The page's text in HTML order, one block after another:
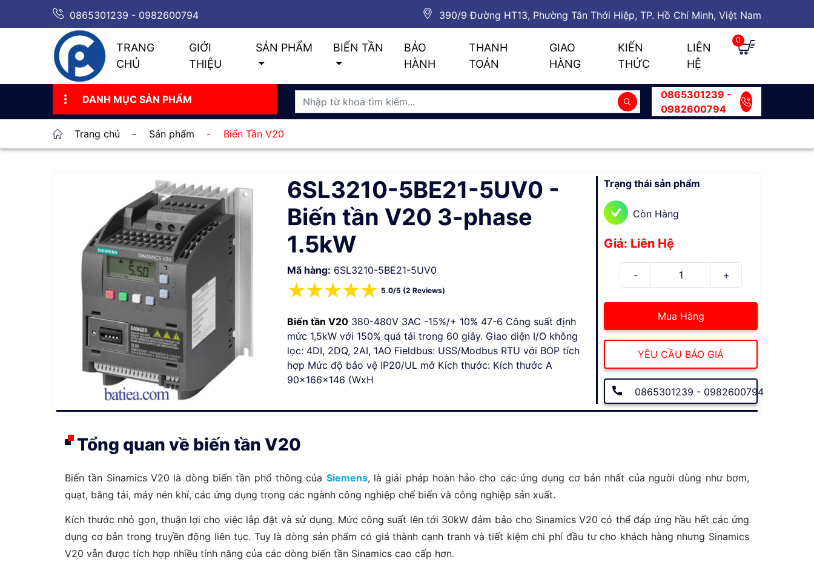
0865301239 - 0982600794 390/9 Đường HT13, Phường Tân Thới Hiệp, TP. Hồ Chí Minh, Việt Nam
TRANG
CHỦ
GIỚI
THIỆU
SẢN PHẨM BIẾN TẦN
BẢO
HÀNH
THANH
TOÁN
GIAO
HÀNG
KIẾN
THỨC
LIÊN
HỆ
0
DANH MỤC SẢN PHẨM
0865301239 -
0982600794
Trang chủ - Sản phẩm - Biến Tần V20
6SL3210-5BE21-5UV0 -
Biến tần V20 3-phase
1.5kW
Mã hàng: 6SL3210-5BE21-5UV0
☆
☆
☆
☆
☆ 5.0/5 (2 Reviews)
Biến tần V20 380-480V 3AC -15%/+ 10% 47-6 Công suất định
mức 1,5kW với 150% quá tải trong 60 giây. Giao diện I/O không
lọc: 4DI, 2DQ, 2AI, 1AO Fieldbus: USS/Modbus RTU với BOP tích
hợp Mức độ bảo vệ IP20/UL mở Kích thước: Kích thước A
90x166x146 (WxH
Trạng thái sản phẩm
Còn Hàng
Giá: Liên Hệ
Mua Hàng
YÊU CẦU BÁO GIÁ
0865301239 - 0982600794
Tổng quan về biến tần V20
Biến tần Sinamics V20 là dòng biến tần phổ thông của Siemens, là giải pháp hoàn hảo cho các ứng dụng cơ bản nhất của người dùng như bơm,
quạt, băng tải, máy nén khí, các ứng dụng trong các ngành công nghiệp chế biến và công nghiệp sản xuất.
Kích thước nhỏ gọn, thuận lợi cho việc lắp đặt và sử dụng. Mức công suất lên tới 30kW đảm bảo cho Sinamics V20 có thể đáp ứng hầu hết các ứng
dụng cơ bản trong truyền động liên tục. Tuy là dòng sản phẩm có giá thành cạnh tranh và tiết kiệm chi phí đầu tư cho khách hàng nhưng Sinamics
V20 vẫn được tích hợp nhiều tính năng của các dòng biến tần Sinamics cao cấp hơn.